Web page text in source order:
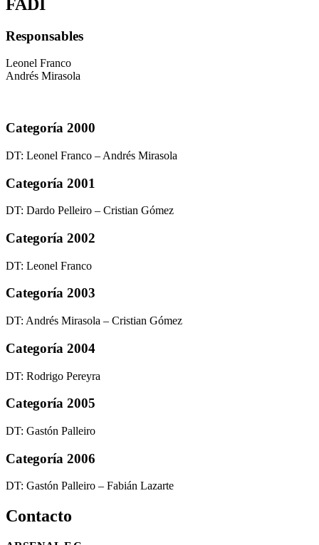
FADI
Responsables
Leonel Franco
Andrés Mirasola
Categoría 2000
DT: Leonel Franco – Andrés Mirasola
Categoría 2001
DT: Dardo Pelleiro – Cristian Gómez
Categoría 2002
DT: Leonel Franco
Categoría 2003
DT: Andrés Mirasola – Cristian Gómez
Categoría 2004
DT: Rodrigo Pereyra
Categoría 2005
DT: Gastón Palleiro
Categoría 2006
DT: Gastón Palleiro – Fabián Lazarte
Contacto